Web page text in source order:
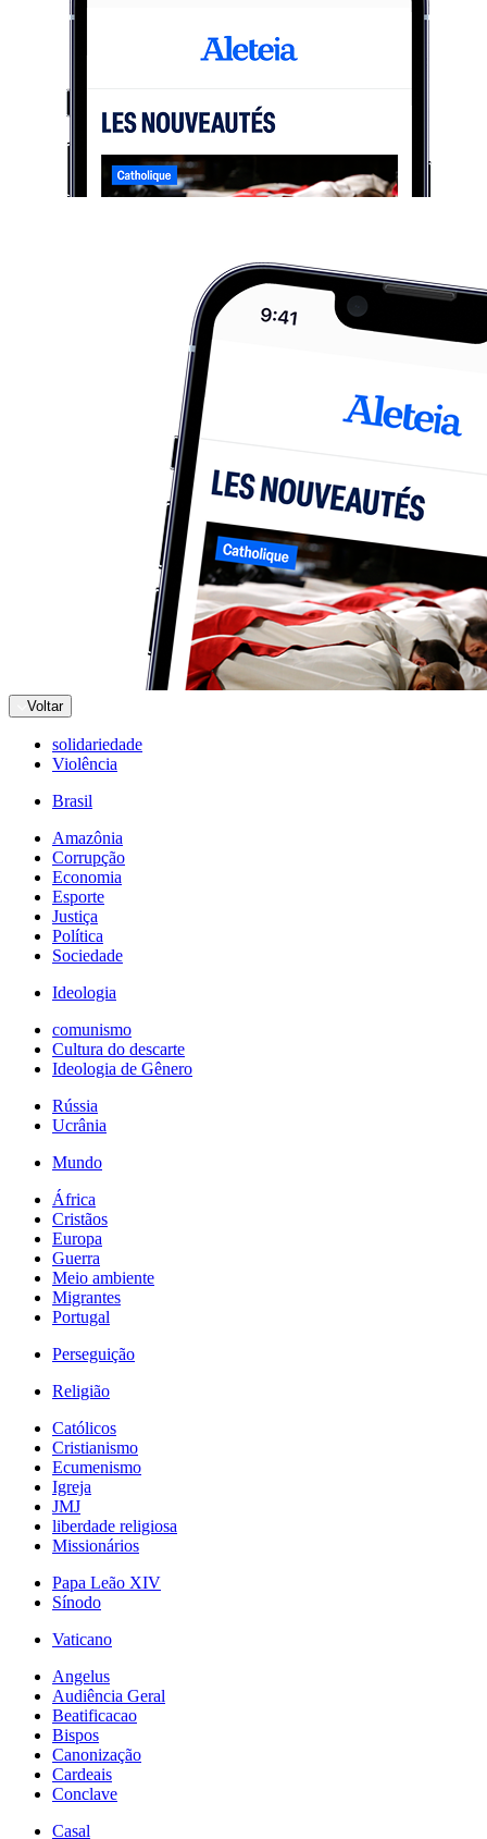
Voltar
solidariedade
Violência
Brasil
Amazônia
Corrupção
Economia
Esporte
Justiça
Política
Sociedade
Ideologia
comunismo
Cultura do descarte
Ideologia de Gênero
Rússia
Ucrânia
Mundo
África
Cristãos
Europa
Guerra
Meio ambiente
Migrantes
Portugal
Perseguição
Religião
Católicos
Cristianismo
Ecumenismo
Igreja
JMJ
liberdade religiosa
Missionários
Papa Leão XIV
Sínodo
Vaticano
Angelus
Audiência Geral
Beatificacao
Bispos
Canonização
Cardeais
Conclave
Casal